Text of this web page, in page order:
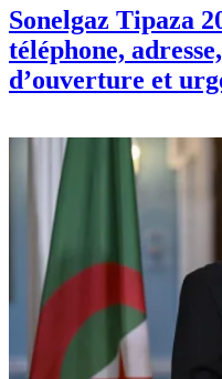
Sonelgaz Tipaza
téléphone,
d’ouverture et